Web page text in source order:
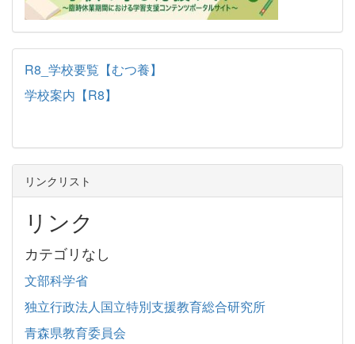
R8_学校要覧【むつ養】
学校案内【R8】
リンクリスト
リンク
カテゴリなし
文部科学省
独立行政法人国立特別支援教育総合研究所
青森県教育委員会